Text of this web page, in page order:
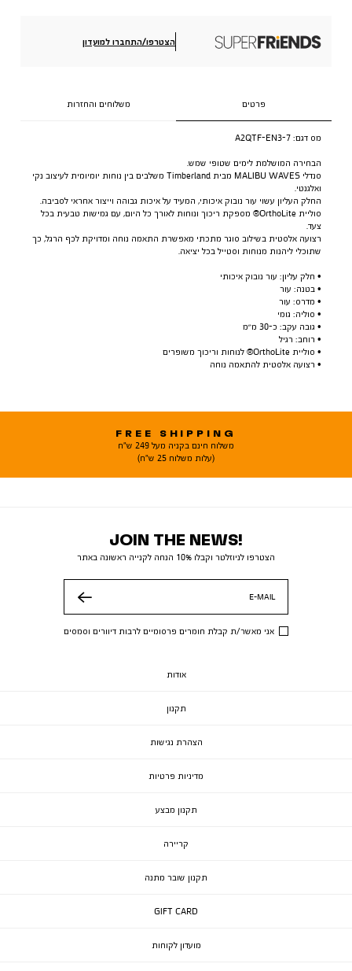
הצטרפו/התחברו למועדון
פרטים משלוחים והחזרות
מס דגם: A2QTF-EN3-7
הבחירה המושלמת לימים שטופי שמש.
סנדלי MALIBU WAVES מבית Timberland משלבים בין נוחות יומיומית לעיצוב נקי
ואלגנטי.
החלק העליון עשוי עור נובוק איכותי, המעיד על איכות גבוהה וייצור אחראי לסביבה.
סוליית OrthoLite® מספקת ריכוך ונוחות לאורך כל היום, עם גמישות טבעית בכל
צעד.
רצועה אלסטית בשילוב סוגר מתכתי מאפשרת התאמה נוחה ומדויקת לכף הרגל, כך
שתוכלי ליהנות מנוחות וסטייל בכל יציאה.
• חלק עליון: עור נובוק איכותי
• בטנה: עור
• מדרס: עור
• סוליה: גומי
• גובה עקב: כ-30 מ״מ
• רוחב: רגיל
• סוליית OrthoLite® לנוחות וריכוך משופרים
• רצועה אלסטית להתאמה נוחה
FREE SHIPPING
משלוח חינם בקניה מעל 249 ש"ח
(עלות משלוח 25 ש"ח)
JOIN THE NEWS!
הצטרפו לניוזלטר וקבלו 10% הנחה לקנייה ראשונה באתר
E-MAIL
אני מאשר/ת קבלת חומרים פרסומיים לרבות דיוורים וסמסים
אודות
תקנון
הצהרת נגישות
מדיניות פרטיות
תקנון מבצע
קריירה
תקנון שובר מתנה
GIFT CARD
מועדון לקוחות